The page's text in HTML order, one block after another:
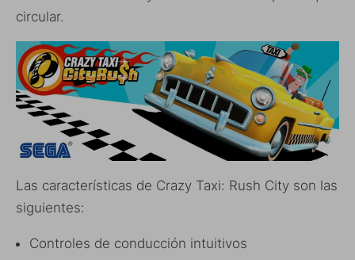
circular.
Las características de Crazy Taxi: Rush City son las
siguientes:
Controles de conducción intuitivos